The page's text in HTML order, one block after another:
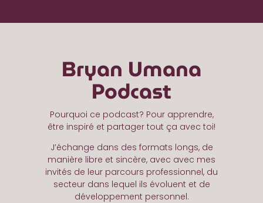
Bryan Umana
Podcast
Pourquoi ce podcast? Pour apprendre,
être inspiré et partager tout ça avec toi!
J’échange dans des formats longs, de
manière libre et sincère, avec avec mes
invités de leur parcours professionnel, du
secteur dans lequel ils évoluent et de
développement personnel.